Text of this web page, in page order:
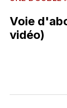
Voie
vidéo)